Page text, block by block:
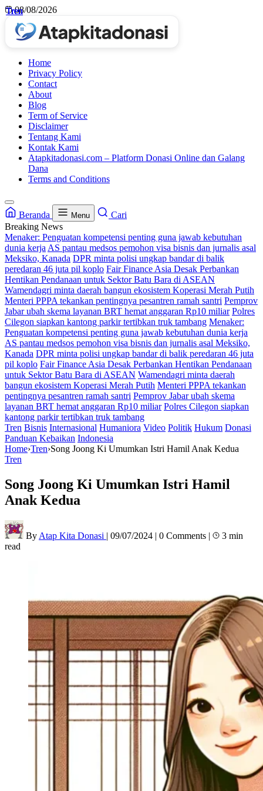
Skip
content
08/08/2026
Home
Privacy Policy
Contact
About
Blog
Term of Service
Disclaimer
Tentang Kami
Kontak Kami
Atapkitadonasi.com – Platform Donasi Online dan Galang
Dana
Terms and Conditions
Beranda Menu
Cari
Breaking News
Menaker: Penguatan kompetensi penting guna jawab kebutuhan
dunia kerja AS pantau medsos pemohon visa bisnis dan jurnalis asal
Meksiko, Kanada DPR minta polisi ungkap bandar di balik
peredaran 46 juta pil koplo Fair Finance Asia Desak Perbankan
Hentikan Pendanaan untuk Sektor Batu Bara di ASEAN
Wamendagri minta daerah bangun ekosistem Koperasi Merah Putih
Menteri PPPA tekankan pentingnya pesantren ramah santri Pemprov
Jabar ubah skema layanan BRT hemat anggaran Rp10 miliar Polres
Cilegon siapkan kantong parkir tertibkan truk tambang Menaker:
Penguatan kompetensi penting guna jawab kebutuhan dunia kerja
AS pantau medsos pemohon visa bisnis dan jurnalis asal Meksiko,
Kanada DPR minta polisi ungkap bandar di balik peredaran 46 juta
pil koplo Fair Finance Asia Desak Perbankan Hentikan Pendanaan
untuk Sektor Batu Bara di ASEAN Wamendagri minta daerah
bangun ekosistem Koperasi Merah Putih Menteri PPPA tekankan
pentingnya pesantren ramah santri Pemprov Jabar ubah skema
layanan BRT hemat anggaran Rp10 miliar Polres Cilegon siapkan
kantong parkir tertibkan truk tambang
Tren Bisnis Internasional Humaniora Video Politik Hukum Donasi
Panduan Kebaikan Indonesia
Home›Tren›Song Joong Ki Umumkan Istri Hamil Anak Kedua
Tren
Song Joong Ki Umumkan Istri Hamil
Anak Kedua
By Atap Kita Donasi | 09/07/2024 | 0 Comments |
3 min
read
Tren
Tren
Tren
Tren